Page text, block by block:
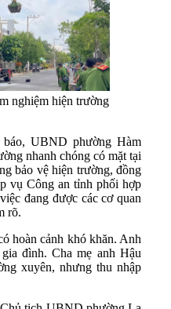
nghiệm hiện trường
UBND phường Hàm
nhanh chóng có mặt tại
bảo vệ hiện trường, đồng
vụ Công an tỉnh phối hợp
đang được các cơ quan
rõ.
hoàn cảnh khó khăn. Anh
đình. Cha mẹ anh Hậu
xuyên, nhưng thu nhập